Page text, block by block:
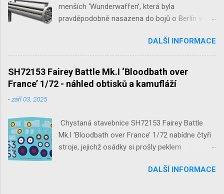
menších ‘Wunderwaffen’, která byla
pravděpodobně nasazena do bojů o Berlín v
raketovou protiletadlovou zbraň. V setu 3148
detailní odlitky této zbraně, v měřítku 1/35,
doplní leptané popruhy nábojových schránek.
DALŠÍ INFORMACE
SH72153 Fairey Battle Mk.I ‘Bloodbath over
France’ 1/72 - náhled obtisků a kamufláží
-září 03, 2025
Chystaná stavebnice SH72153 Fairey Battle
Mk.I ‘Bloodbath over France’ 1/72 nabídne čtyři
stroje, jejichž osádky si prošly peklem
DALŠÍ INFORMACE